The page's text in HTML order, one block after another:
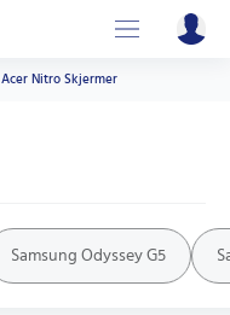
Acer Nitro Skjermer
Samsung Odyssey G5